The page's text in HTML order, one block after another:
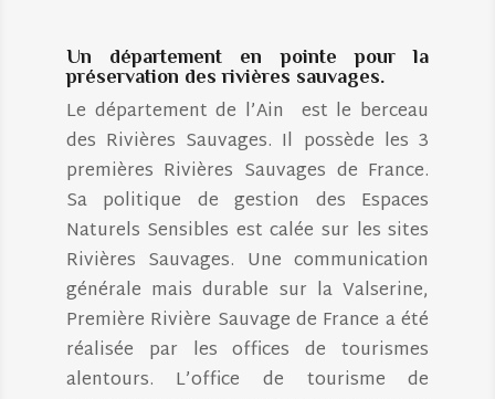
Un département en pointe pour la
préservation des rivières sauvages.
Le département de l’Ain est le berceau
des Rivières Sauvages. Il possède les 3
premières Rivières Sauvages de France.
Sa politique de gestion des Espaces
Naturels Sensibles est calée sur les sites
Rivières Sauvages. Une communication
générale mais durable sur la Valserine,
Première Rivière Sauvage de France a été
réalisée par les offices de tourismes
alentours. L’office de tourisme de